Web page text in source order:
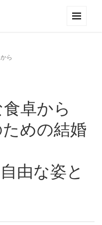
ら
卓から
めの結婚
由な姿と